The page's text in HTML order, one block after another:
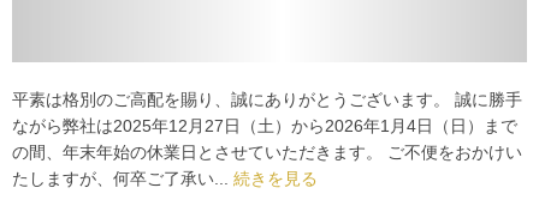
平素は格別のご高配を賜り、誠にありがとうございます。 誠に勝手
ながら弊社は2025年12月27日（土）から2026年1月4日（日）まで
の間、年末年始の休業日とさせていただきます。 ご不便をおかけい
たしますが、何卒ご了承い... 続きを見る